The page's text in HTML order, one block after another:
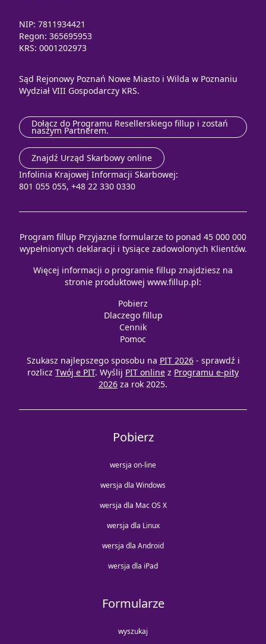
NIP: 7811934421
Regon: 365695953
KRS: 0001202973
Sąd Rejonowy Poznań Nowe Miasto i Wilda w Poznaniu
Wydział VIII Gospodarczy KRS.
Dołącz do Programu Resellerskiego fillup i zostań
naszym Partnerem.
Znajdź Urząd Skarbowy online
Infolinia Krajowej Informacji Skarbowej:
801 055 055, +48 22 330 0330
Program fillup Przyjazne formularze to ponad 45 000 000
wypełnionych deklaracji i tysiące zadowolonych Klientów.
Więcej informacji o programie fillup znajdziesz na
stronie produktowej www.fillup.pl:
Pobierz
Dlaczego fillup
Cennik
Pomoc
Szukasz najlepszego sposobu na PIT 2026 - sprawdź i
rozlicz Twój e PIT. Wyślij PIT online z Programu e-pity
2026 za rok 2025.
Pobierz
wersja on-line
wersja dla Windows
wersja dla Mac OS X
wersja dla Linux
wersja dla Android
wersja dla iPad
Formularze
wyszukaj